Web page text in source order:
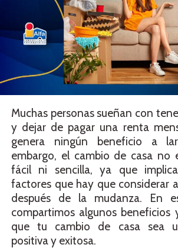
Muchas personas sueñan con
y dejar de pagar una renta
genera ningún beneficio a
embargo, el cambio de casa no
fácil ni sencilla, ya que
factores que hay que considerar
después de la mudanza. En
compartimos algunos beneficios
que tu cambio de casa sea
positiva y exitosa.